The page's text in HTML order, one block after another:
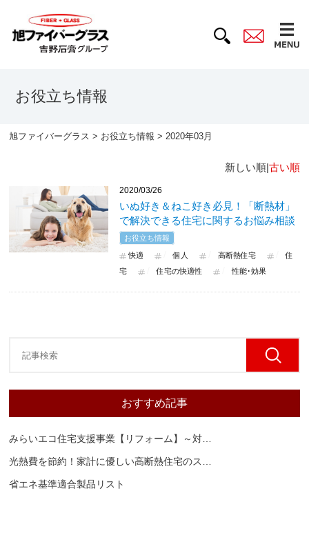
お役立ち情報
旭ファイバーグラス > お役立ち情報 > 2020年03月
新しい順|古い順
2020/03/26
いぬ好き＆ねこ好き必見！「断熱材」
で解決できる住宅に関するお悩み相談
お役立ち情報
快適 個人 高断熱住宅
住
宅
住宅の快適性 性能･効果
おすすめ記事
みらいエコ住宅支援事業【リフォーム】～対…
光熱費を節約！家計に優しい高断熱住宅のス …
省エネ基準適合製品リスト